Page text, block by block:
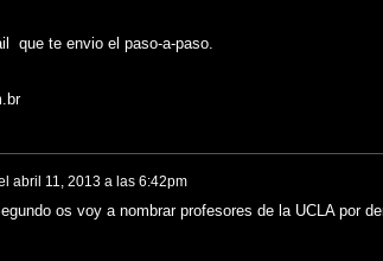
que te envio el paso-a-paso.
abril 11, 2013 a las 6:42pm
os voy a nombrar profesores de la UCLA por